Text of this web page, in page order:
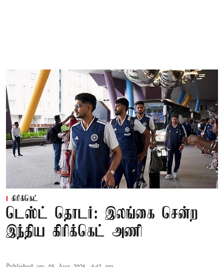
கிரிக்கெட்
டெஸ்ட் தொடர்: இலங்கை சென்ற
இந்திய கிரிக்கெட் அணி